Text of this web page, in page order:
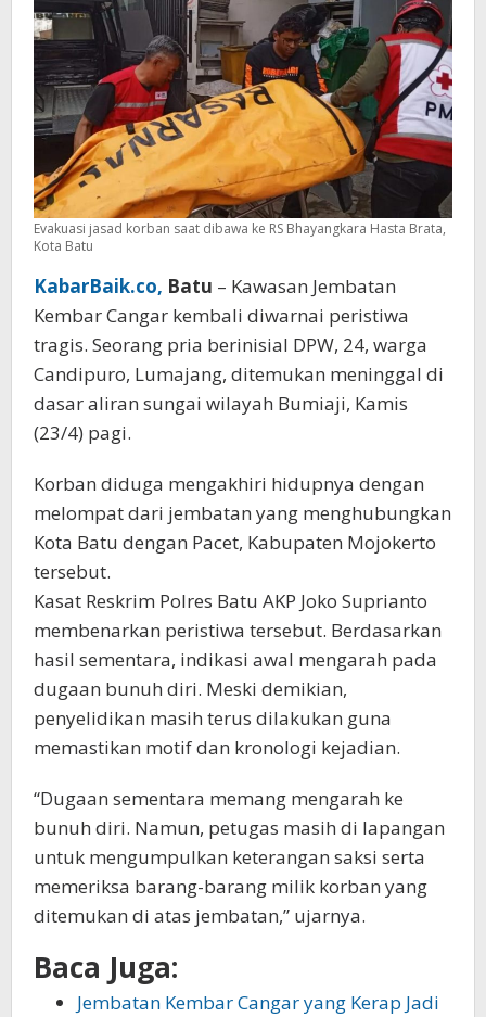
Evakuasi jasad korban saat dibawa ke RS Bhayangkara Hasta Brata,
Kota Batu
KabarBaik.co, Batu – Kawasan Jembatan
Kembar Cangar kembali diwarnai peristiwa
tragis. Seorang pria berinisial DPW, 24, warga
Candipuro, Lumajang, ditemukan meninggal di
dasar aliran sungai wilayah Bumiaji, Kamis
(23/4) pagi.
Korban diduga mengakhiri hidupnya dengan
melompat dari jembatan yang menghubungkan
Kota Batu dengan Pacet, Kabupaten Mojokerto
tersebut.
Kasat Reskrim Polres Batu AKP Joko Suprianto
membenarkan peristiwa tersebut. Berdasarkan
hasil sementara, indikasi awal mengarah pada
dugaan bunuh diri. Meski demikian,
penyelidikan masih terus dilakukan guna
memastikan motif dan kronologi kejadian.
“Dugaan sementara memang mengarah ke
bunuh diri. Namun, petugas masih di lapangan
untuk mengumpulkan keterangan saksi serta
memeriksa barang-barang milik korban yang
ditemukan di atas jembatan,” ujarnya.
Baca Juga:
Jembatan Kembar Cangar yang Kerap Jadi